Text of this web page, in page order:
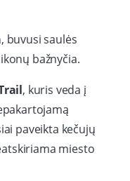
, buvusi saulės
bažnyčia.
, kuris veda į
paveikta kečujų
miesto